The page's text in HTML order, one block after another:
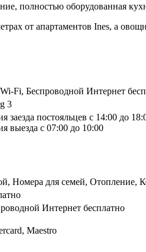
полностью оборудованная
от апартаментов Ines, а
Fi, Беспроводной Интернет
3
заезда постояльцев с 14:00 до
выезда с 07:00 до 10:00
Номера для семей, Отопление,
Интернет бесплатно
Maestro